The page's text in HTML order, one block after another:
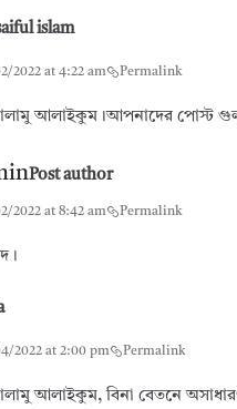
islam
2022 at 4:22 am Permalink
আলাইকুম।আপনাদের পোস্ট
Post author
2022 at 8:42 am Permalink
2022 at 2:00 pm Permalink
আলাইকুম, বিনা বেতনে অসাধারণ